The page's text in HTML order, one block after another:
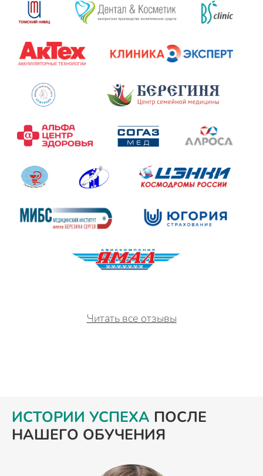
Читать все отзывы
ИСТОРИИ УСПЕХА ПОСЛЕ
НАШЕГО ОБУЧЕНИЯ